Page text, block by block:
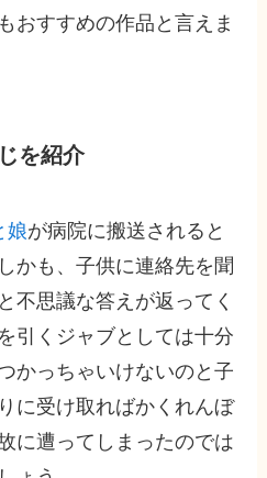
おすすめの作品と言えま
を紹介
娘が病院に搬送されると
かも、子供に連絡先を聞
不思議な答えが返ってく
引くジャブとしては十分
かっちゃいけないのと子
に受け取ればかくれんぼ
に遭ってしまったのでは